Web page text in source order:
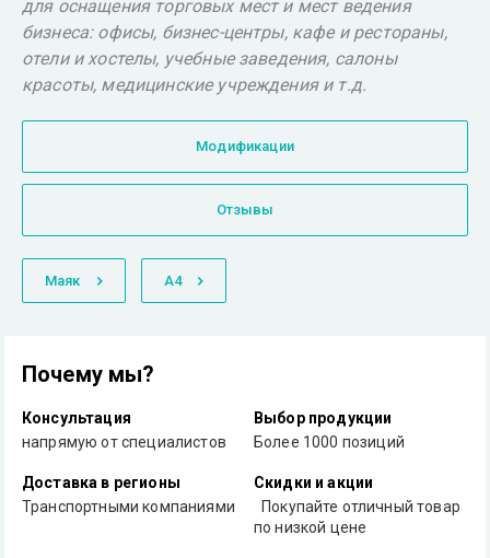
для оснащения торговых мест и мест ведения
бизнеса: офисы, бизнес-центры, кафе и рестораны,
отели и хостелы, учебные заведения, салоны
красоты, медицинские учреждения и т.д.
Модификации
Отзывы
Маяк А4
Почему мы?
Консультация
напрямую от специалистов
Выбор продукции
Более 1000 позиций
Доставка в регионы
Транспортными компаниями
Скидки и акции
Покупайте отличный товар
по низкой цене